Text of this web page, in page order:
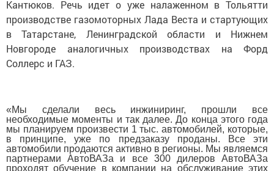
Кантюков. Речь идет о уже налаженном в Тольятти
производстве газомоторных Лада Веста и стартующих
в Татарстане, Ленинградской области и Нижнем
Новгороде аналогичных производствах на Форд
Соллерс и ГАЗ.
«Мы сделали весь инжиниринг, прошли все
необходимые моменты и так далее. До конца этого года
мы планируем произвести 1 тыс. автомобилей, которые,
в принципе, уже по предзаказу проданы. Все эти
автомобили продаются активно в регионы. Мы являемся
партнерами АвтоВАЗа и все 300 дилеров АвтоВАЗа
проходят обучение в компании на обслуживание этих